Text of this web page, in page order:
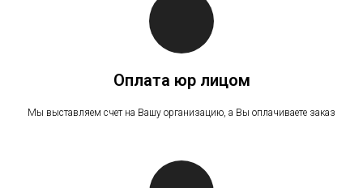
Оплата юр лицом
Мы выставляем счет на Вашу организацию, а Вы оплачиваете заказ